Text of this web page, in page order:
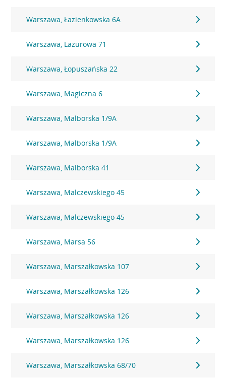
Warszawa, Łazienkowska 6A
Warszawa, Lazurowa 71
Warszawa, Łopuszańska 22
Warszawa, Magiczna 6
Warszawa, Malborska 1/9A
Warszawa, Malborska 1/9A
Warszawa, Malborska 41
Warszawa, Malczewskiego 45
Warszawa, Malczewskiego 45
Warszawa, Marsa 56
Warszawa, Marszałkowska 107
Warszawa, Marszałkowska 126
Warszawa, Marszałkowska 126
Warszawa, Marszałkowska 126
Warszawa, Marszałkowska 68/70